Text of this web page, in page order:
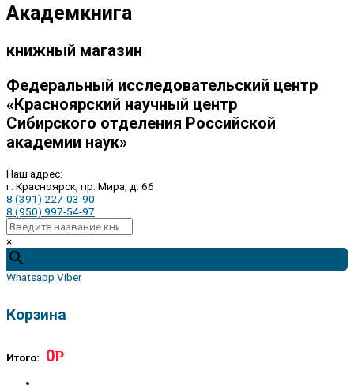
Академкнига
книжный магазин
Федеральный исследовательский центр
«Красноярский научный центр
Сибирского отделения Российской
академии наук»
Наш адрес:
г. Красноярск, пр. Мира, д. 66
8 (391) 227-03-90
8 (950) 997-54-97
×
Whatsapp Viber
Корзина
Итого: 0Р